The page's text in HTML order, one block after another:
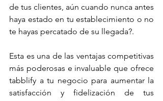
de tus clientes, aún cuando nunca antes
haya estado en tu establecimiento o no
te hayas percatado de su llegada?.
Esta es una de las ventajas competitivas
más poderosas e invaluable que ofrece
tabblify a tu negocio para aumentar la
satisfacción y fidelización de tus